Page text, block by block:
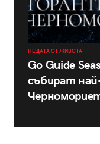
НЕЩАТА ОТ ЖИВОТА
Go Guide
събират